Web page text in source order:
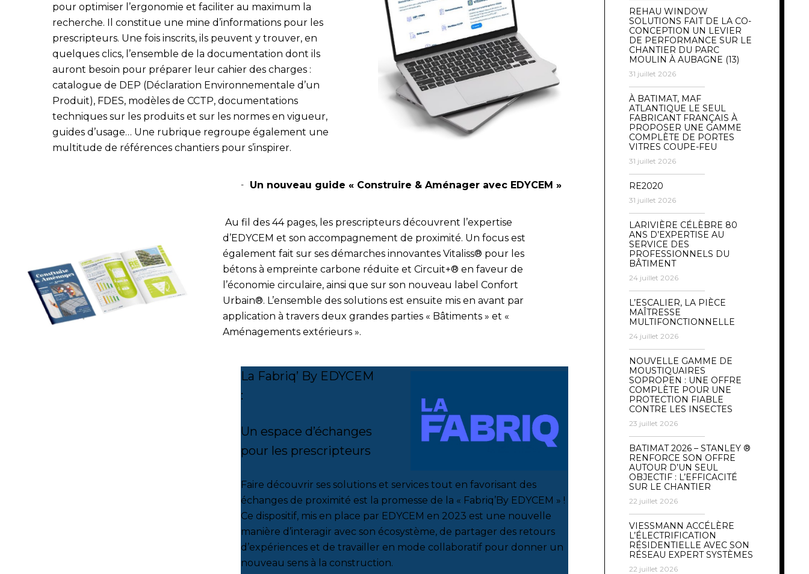
pour optimiser l’ergonomie et faciliter au maximum la
recherche. Il constitue une mine d’informations pour les
prescripteurs. Une fois inscrits, ils peuvent y trouver, en
quelques clics, l’ensemble de la documentation dont ils
auront besoin pour préparer leur cahier des charges :
catalogue de DEP (Déclaration Environnementale d’un
Produit), FDES, modèles de CCTP, documentations
techniques sur les produits et sur les normes en vigueur,
guides d’usage… Une rubrique regroupe également une
multitude de références chantiers pour s’inspirer.
Un nouveau guide « Construire & Aménager avec EDYCEM »
Au fil des 44 pages, les prescripteurs découvrent l’expertise
d’EDYCEM et son accompagnement de proximité. Un focus est
également fait sur ses démarches innovantes Vitaliss® pour les
bétons à empreinte carbone réduite et Circuit+® en faveur de
l’économie circulaire, ainsi que sur son nouveau label Confort
Urbain®. L’ensemble des solutions est ensuite mis en avant par
application à travers deux grandes parties « Bâtiments » et «
Aménagements extérieurs ».
La Fabriq’ By EDYCEM
:
Un espace d’échanges
pour les prescripteurs
Faire découvrir ses solutions et services tout en favorisant des
échanges de proximité est la promesse de la « Fabriq’By EDYCEM » !
Ce dispositif, mis en place par EDYCEM en 2023 est une nouvelle
manière d’interagir avec son écosystème, de partager des retours
d’expériences et de travailler en mode collaboratif pour donner un
nouveau sens à la construction.
REHAU WINDOW
SOLUTIONS FAIT DE LA CO-
CONCEPTION UN LEVIER
DE PERFORMANCE SUR LE
CHANTIER DU PARC
MOULIN À AUBAGNE (13)
31 juillet 2026
À BATIMAT, MAF
ATLANTIQUE LE SEUL
FABRICANT FRANÇAIS À
PROPOSER UNE GAMME
COMPLÈTE DE PORTES
VITRES COUPE-FEU
31 juillet 2026
RE2020
31 juillet 2026
LARIVIÈRE CÉLÈBRE 80
ANS D’EXPERTISE AU
SERVICE DES
PROFESSIONNELS DU
BÂTIMENT
24 juillet 2026
L’ESCALIER, LA PIÈCE
MAÎTRESSE
MULTIFONCTIONNELLE
24 juillet 2026
NOUVELLE GAMME DE
MOUSTIQUAIRES
SOPROPEN : UNE OFFRE
COMPLÈTE POUR UNE
PROTECTION FIABLE
CONTRE LES INSECTES
23 juillet 2026
BATIMAT 2026 – STANLEY ®
RENFORCE SON OFFRE
AUTOUR D’UN SEUL
OBJECTIF : L’EFFICACITÉ
SUR LE CHANTIER
22 juillet 2026
VIESSMANN ACCÉLÈRE
L’ÉLECTRIFICATION
RÉSIDENTIELLE AVEC SON
RÉSEAU EXPERT SYSTÈMES
22 juillet 2026